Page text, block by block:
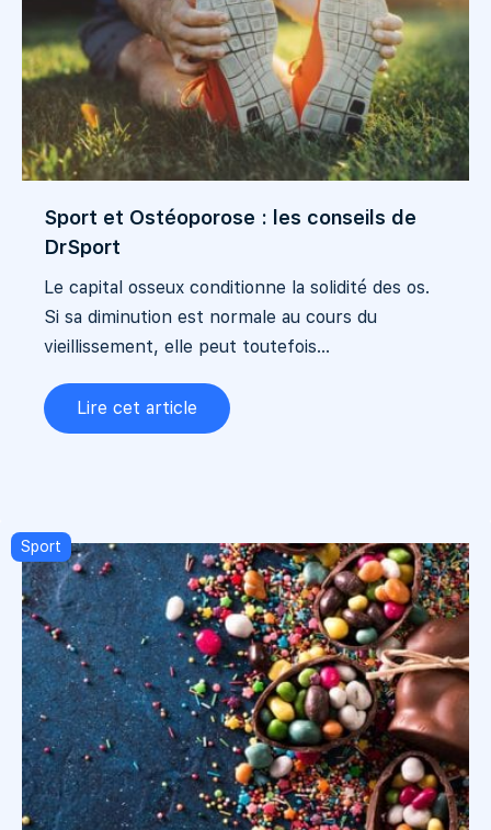
Sport et Ostéoporose : les conseils de
DrSport
Le capital osseux conditionne la solidité des os.
Si sa diminution est normale au cours du
vieillissement, elle peut toutefois...
Lire cet article
Sport